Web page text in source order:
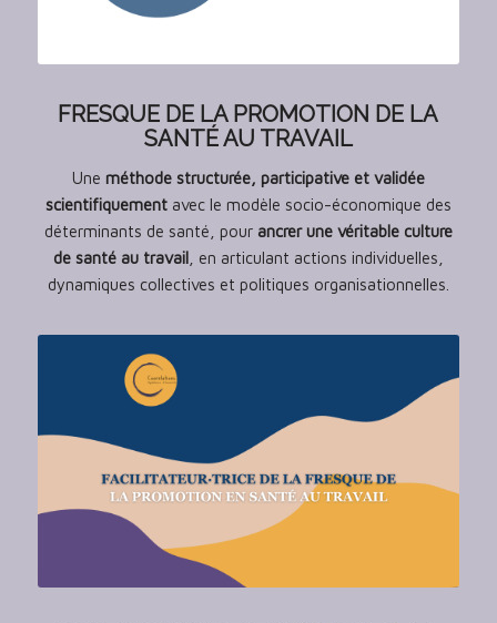
FRESQUE DE LA PROMOTION DE LA
SANTÉ AU TRAVAIL
Une méthode structurée, participative et validée
scientifiquementavec le modèle socio-économique des
déterminants de santé, pour ancrer une véritable culture
de santé au travail, en articulant actions individuelles,
dynamiques collectives et politiques organisationnelles.